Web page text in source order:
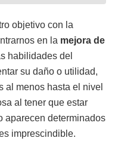
objetivo con la
en la mejora de
habilidades del
su daño o utilidad,
al menos hasta el nivel
al tener que estar
aparecen determinados
imprescindible.